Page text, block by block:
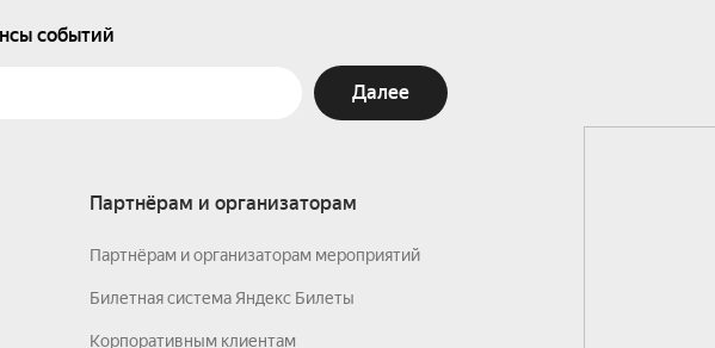
событий
Далее
Партнёрам и организаторам
Партнёрам и организаторам мероприятий
Билетная система Яндекс Билеты
Корпоративным клиентам